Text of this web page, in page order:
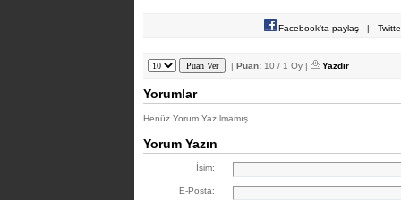
Facebook'ta paylaş |
| Puan: 10 / 1 Oy | Yazdır
Yorumlar
Henüz Yorum Yazılmamış
Yorum Yazın
İsim:
E-Posta: